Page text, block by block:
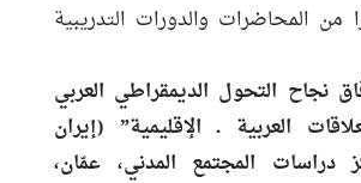
من المحاضرات والدورات التدريبية
نجاح التحول الديمقراطي العربي
العربية ـ الإقليمية” (إيران
دراسات المجتمع المدني، عمّان،